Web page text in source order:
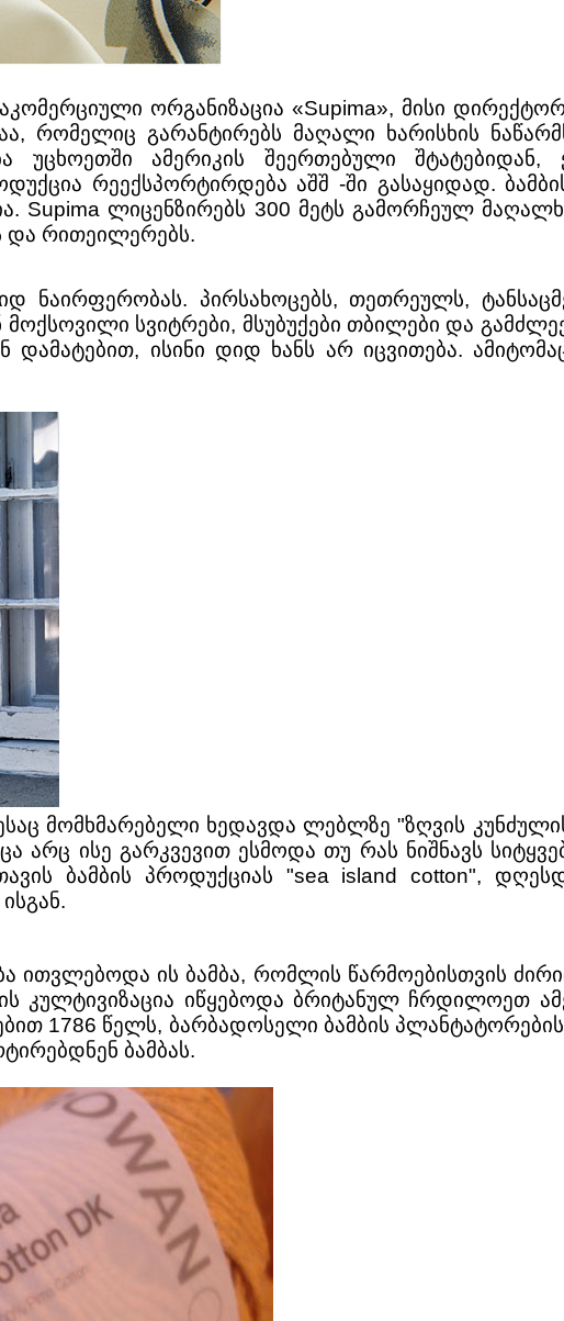
ორგანიზაცია «Supima», მისი
რომელიც გარანტირებს მაღალი ხარისხის
უცხოეთში ამერიკის შეერთებული
რეექსპორტირდება აშშ -ში გასაყიდად.
Supima ლიცენზირებს 300 მეტს გამორჩეულ
და რითეილერებს.
ნაირფერობას. პირსახოცებს, თეთრეულს,
სვიტრები, მსუბუქები თბილები და
ისინი დიდ ხანს არ იცვითება.
მომხმარებელი ხედავდა ლებლზე "ზღვის
არც ისე გარკვევით ესმოდა თუ რას ნიშნავს
ბამბის პროდუქციას "sea island cotton",
ითვლებოდა ის ბამბა, რომლის წარმოებისთვის
კულტივიზაცია იწყებოდა ბრიტანულ ჩრდილოეთ
1786 წელს, ბარბადოსელი ბამბის
ბამბას.